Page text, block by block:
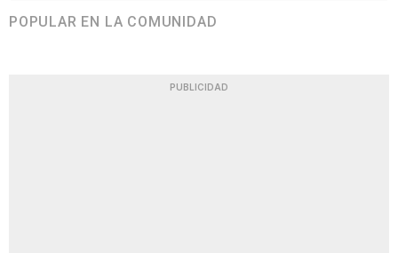
POPULAR EN LA COMUNIDAD
PUBLICIDAD